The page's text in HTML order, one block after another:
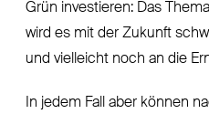
Grün investieren: Das
wird es mit der Zukunft
und vielleicht noch an die
In jedem Fall aber können